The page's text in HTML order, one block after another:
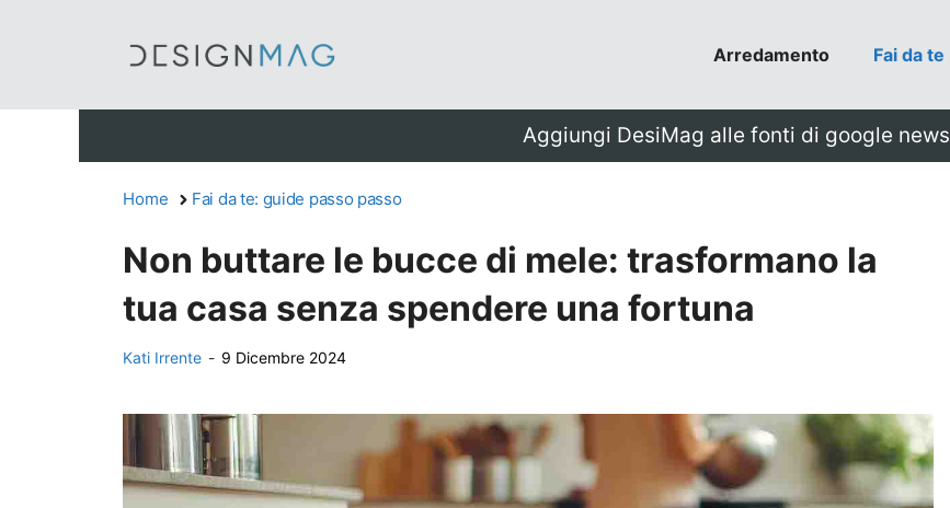
Arredamento Fai da te
Aggiungi DesiMag alle fonti di google news
Home Fai da te: guide passo passo
Non buttare le bucce di mele: trasformano la
tua casa senza spendere una fortuna
Kati Irrente - 9 Dicembre 2024